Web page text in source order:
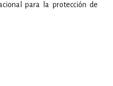
para la protección de